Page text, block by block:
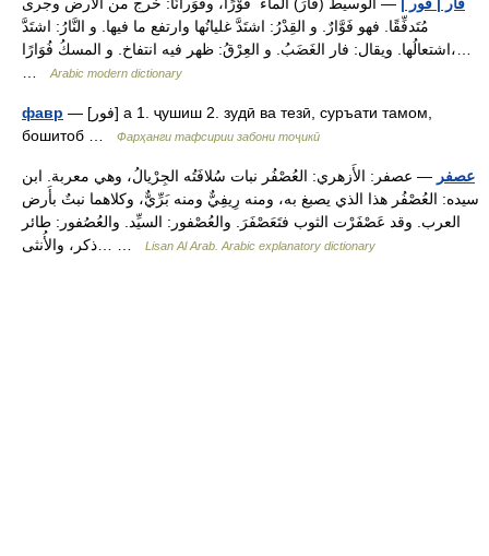
مُتَدفِّقًا. فهو فَوَّارٌ. و القِدْرُ: اشتَدَّ غليانُها وارتفع ما فيها. و النَّارُ: اشتَدَّ
اشتعالُها. ويقال: فار الغَضَبُ. و العِرْقُ: ظهر فيه انتفاخ. و المسكُ فُوَارًا،…
Arabic modern dictionary
фавр — [فور] а 1. ҷушиш 2. зудӣ ва тезӣ, суръати тамом,
бошитоб …
Фарҳанги тафсирии забони тоҷикӣ
عصفر — عصفر: الأَزهري: العُصْفُر نبات سُلافَتُه الجِرْيالُ، وهي معربة. ابن
سيده: العُصْفُر هذا الذي يصبغ به، ومنه رِيفِيٌّ ومنه بَرِّيٌّ، وكلاهما نبتٌ بأَرض
العرب. وقد عَصْفَرْت الثوب فتَعَصْفَرَ. والعُصْفور: السيِّد. والعُصُفور: طائر
Lisan Al Arab. Arabic explanatory dictionary